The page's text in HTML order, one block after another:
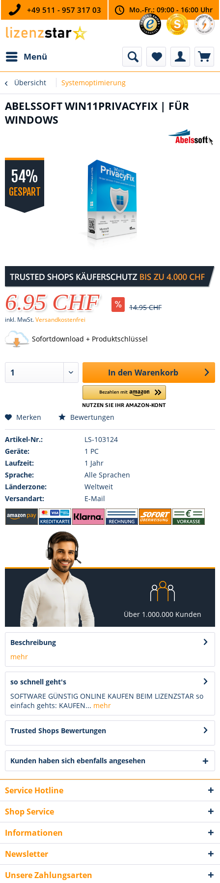
+49 511 - 957 317 03 Mo.-Fr.: 09:00 - 16:00 Uhr
Menü
Übersicht Systemoptimierung
ABELSSOFT WIN11PRIVACYFIX | FÜR
WINDOWS
54%
GESPART
6.95 CHF 14.95 CHF
inkl. MwSt.Versandkostenfrei
Sofortdownload + Produktschlüssel
In den Warenkorb
Merken Bewertungen
Artikel-Nr.:
LS-103124
Geräte:
1 PC
Laufzeit:
1 Jahr
Sprache:
Alle Sprachen
Länderzone:
Weltweit
Versandart:
E-Mail
Über 1.000.000 Kunden
Beschreibung
mehr
so schnell geht's
SOFTWARE GÜNSTIG ONLINE KAUFEN BEIM LIZENZSTAR so
einfach gehts: KAUFEN... mehr
Trusted Shops Bewertungen
Kunden haben sich ebenfalls angesehen
Service Hotline
Shop Service
Informationen
Newsletter
Unsere Zahlungsarten